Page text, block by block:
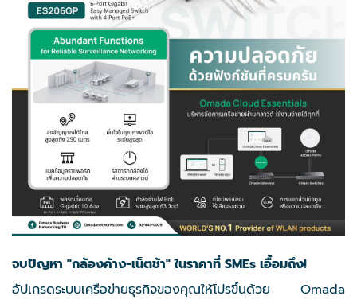
จบปัญหา "กล้องค้าง-เน็ตช้า" ในราคาที่ SMEs เอื้อมถึง!
อัปเกรดระบบเครือข่ายธุรกิจของคุณให้โปรขึ้นด้วย Omada